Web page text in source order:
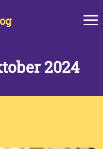
2024